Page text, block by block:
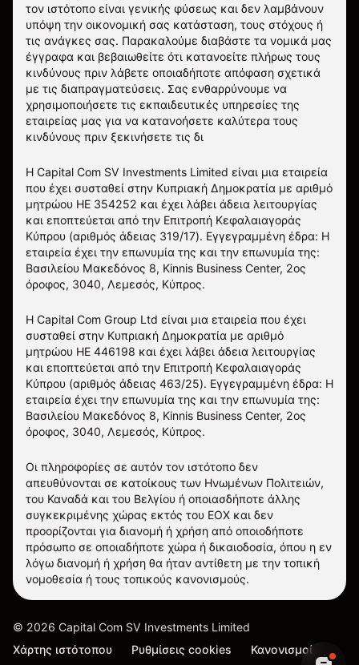
τον ιστότοπο είναι γενικής φύσεως και δεν λαμβάνουν
υπόψη την οικονομική σας κατάσταση, τους στόχους ή
τις ανάγκες σας. Παρακαλούμε διαβάστε τα νομικά μας
έγγραφα και βεβαιωθείτε ότι κατανοείτε πλήρως τους
κινδύνους πριν λάβετε οποιαδήποτε απόφαση σχετικά
με τις διαπραγματεύσεις. Σας ενθαρρύνουμε να
χρησιμοποιήσετε τις εκπαιδευτικές υπηρεσίες της
εταιρείας μας για να κατανοήσετε καλύτερα τους
κινδύνους πριν ξεκινήσετε τις δι
Η Capital Com SV Investments Limited είναι μια εταιρεία
που έχει συσταθεί στην Κυπριακή Δημοκρατία με αριθμό
μητρώου HE 354252 και έχει λάβει άδεια λειτουργίας
και εποπτεύεται από την Επιτροπή Κεφαλαιαγοράς
Κύπρου (αριθμός άδειας 319/17). Εγγεγραμμένη έδρα: Η
εταιρεία έχει την επωνυμία της και την επωνυμία της:
Βασιλείου Μακεδόνος 8, Kinnis Business Center, 2ος
όροφος, 3040, Λεμεσός, Κύπρος.
Η Capital Com Group Ltd είναι μια εταιρεία που έχει
συσταθεί στην Κυπριακή Δημοκρατία με αριθμό
μητρώου ΗΕ 446198 και έχει λάβει άδεια λειτουργίας
και εποπτεύεται από την Επιτροπή Κεφαλαιαγοράς
Κύπρου (αριθμός άδειας 463/25). Εγγεγραμμένη έδρα: Η
εταιρεία έχει την επωνυμία της και την επωνυμία της:
Βασιλείου Μακεδόνος 8, Kinnis Business Center, 2ος
όροφος, 3040, Λεμεσός, Κύπρος.
Οι πληροφορίες σε αυτόν τον ιστότοπο δεν
απευθύνονται σε κατοίκους των Ηνωμένων Πολιτειών,
του Καναδά και του Βελγίου ή οποιασδήποτε άλλης
συγκεκριμένης χώρας εκτός του ΕΟΧ και δεν
προορίζονται για διανομή ή χρήση από οποιοδήποτε
πρόσωπο σε οποιαδήποτε χώρα ή δικαιοδοσία, όπου η εν
λόγω διανομή ή χρήση θα ήταν αντίθετη με την τοπική
νομοθεσία ή τους τοπικούς κανονισμούς.
© 2026 Capital Com SV Investments Limited
Χάρτης ιστότοπου
Ρυθμίσεις cookies Κανονισμοί